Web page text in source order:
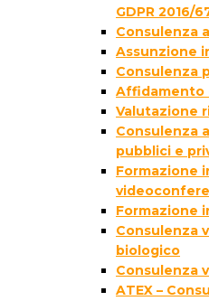
GDPR 2016/
Consulenza
Assunzione
Consulenza
Affidamento
Valutazione
Consulenza
pubblici e
Formazione
Formazione
Consulenza
biologico
Consulenza
ATEX –